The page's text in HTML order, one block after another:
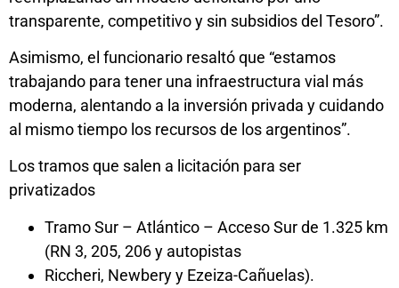
transparente, competitivo y sin subsidios del Tesoro”.
Asimismo, el funcionario resaltó que “estamos
trabajando para tener una infraestructura vial más
moderna, alentando a la inversión privada y cuidando
al mismo tiempo los recursos de los argentinos”.
Los tramos que salen a licitación para ser
privatizados
Tramo Sur – Atlántico – Acceso Sur de 1.325 km
(RN 3, 205, 206 y autopistas
Riccheri, Newbery y Ezeiza-Cañuelas).